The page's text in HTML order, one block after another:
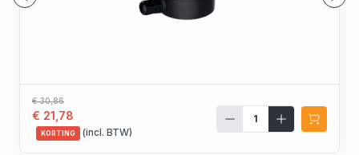
€ 30,86
€ 21,78
KORTING (incl. BTW)